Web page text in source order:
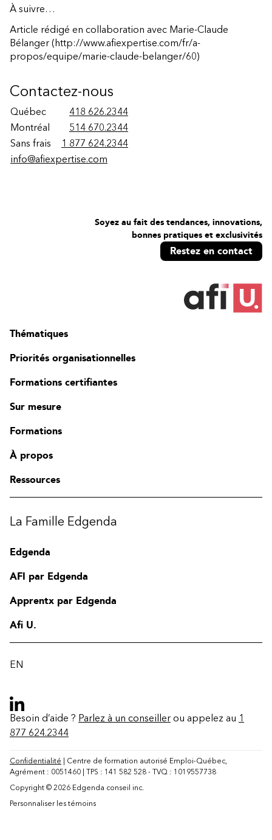
À suivre…
Article rédigé en collaboration avec Marie-Claude
Bélanger (http://www.afiexpertise.com/fr/a-
propos/equipe/marie-claude-belanger/60)
Contactez-nous
Québec
418 626.2344
Montréal
514 670.2344
Sans frais
1 877 624.2344
info@afiexpertise.com
Soyez au fait des tendances, innovations,
bonnes pratiques et exclusivités
Restez en contact
Thématiques
Priorités organisationnelles
Formations certifiantes
Sur mesure
Formations
À propos
Ressources
La Famille Edgenda
Edgenda
AFI par Edgenda
Apprentx par Edgenda
Afi U.
EN
Besoin d’aide ? Parlez à un conseiller ou appelez au 1
877 624.2344
Confidentialité | Centre de formation autorisé Emploi-Québec,
Agrément : 0051460 | TPS : 141 582 528 - TVQ : 1019557738
Copyright © 2026 Edgenda conseil inc.
Personnaliser les témoins